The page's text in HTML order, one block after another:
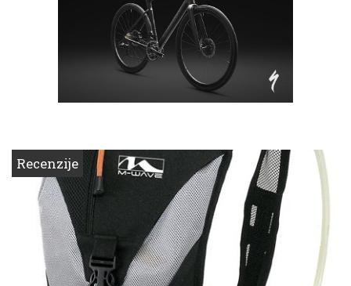
Recenzije